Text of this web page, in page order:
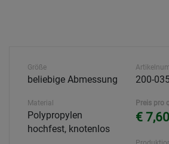
Größe
beliebige Abmessung
Material
Polypropylen
hochfest, knotenlos
200-
Preis pro
€ 7,60